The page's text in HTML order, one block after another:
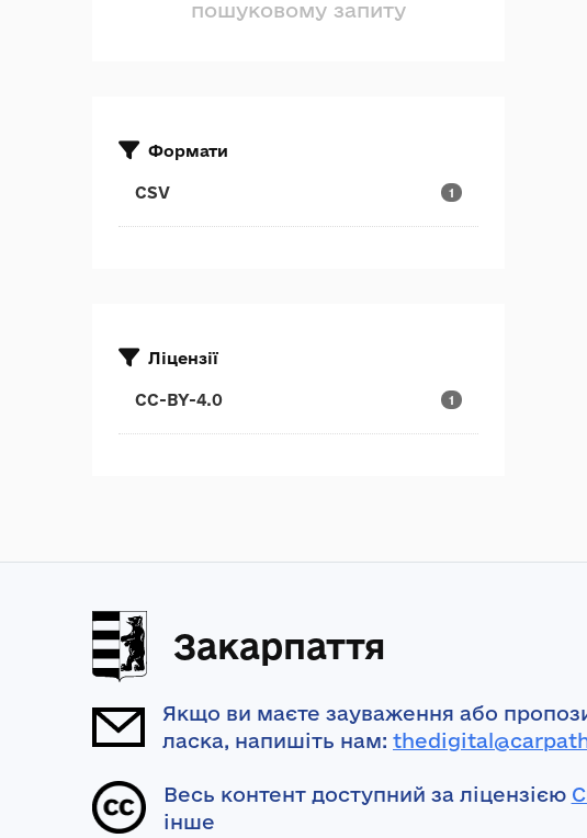
пошуковому запиту
Формати
CSV 1
Ліцензії
CC-BY-4.0 1
Закарпаття
Якщо ви маєте зауваження або
ласка, напишіть нам:
Весь контент доступний за ліцензією
інше